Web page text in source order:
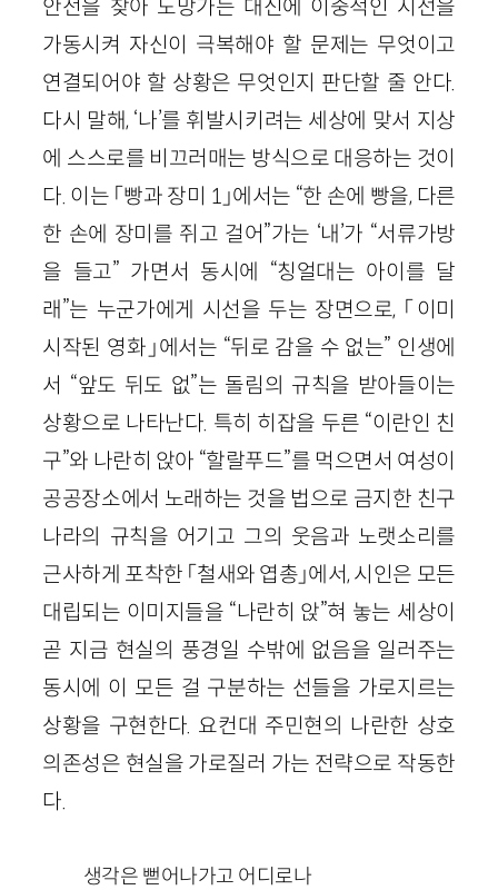
안전을 찾아 도망가는 대신에 이중적인 시선을
가동시켜 자신이 극복해야 할 문제는 무엇이고
연결되어야 할 상황은 무엇인지 판단할 줄 안다.
다시 말해, ‘나’를 휘발시키려는 세상에 맞서 지상
에 스스로를 비끄러매는 방식으로 대응하는 것이
다. 이는 「빵과 장미 1」에서는 “한 손에 빵을, 다른
한 손에 장미를 쥐고 걸어”가는 ‘내’가 “서류가방
을 들고” 가면서 동시에 “칭얼대는 아이를 달
래”는 누군가에게 시선을 두는 장면으로, 「이미
시작된 영화」에서는 “뒤로 감을 수 없는” 인생에
서 “앞도 뒤도 없”는 돌림의 규칙을 받아들이는
상황으로 나타난다. 특히 히잡을 두른 “이란인 친
구”와 나란히 앉아 “할랄푸드”를 먹으면서 여성이
공공장소에서 노래하는 것을 법으로 금지한 친구
나라의 규칙을 어기고 그의 웃음과 노랫소리를
근사하게 포착한 「철새와 엽총」에서, 시인은 모든
대립되는 이미지들을 “나란히 앉”혀 놓는 세상이
곧 지금 현실의 풍경일 수밖에 없음을 일러주는
동시에 이 모든 걸 구분하는 선들을 가로지르는
상황을 구현한다. 요컨대 주민현의 나란한 상호
의존성은 현실을 가로질러 가는 전략으로 작동한
다.
생각은 뻗어나가고 어디로나